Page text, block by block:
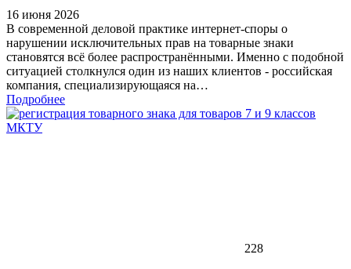
16 июня 2026
В современной деловой практике интернет-споры о
нарушении исключительных прав на товарные знаки
становятся всё более распространёнными. Именно с подобной
ситуацией столкнулся один из наших клиентов - российская
компания, специализирующаяся на…
Подробнее
228